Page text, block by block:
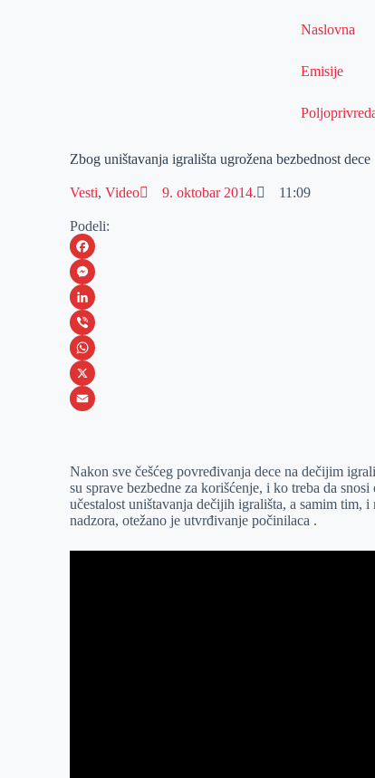
Naslovna
Emisije
Zbog uništavanja igrališta ugrožena bezbednost dece
Vesti,Video 9. oktobar 2014. 11:09
Podeli:
F
a
c
e
b
o
M
e
s
s
e
e
r
L
i
n
k
I
n
V
i
b
W
h
s
A
p
p
X
a
i
l
Nakon sve češćeg povređivanja dece na dečijim
su sprave bezbedne za korišćenje, i ko treba da
učestalost uništavanja dečijih igrališta, a samim tim,
nadzora, otežano je utvrđivanje počinilaca .